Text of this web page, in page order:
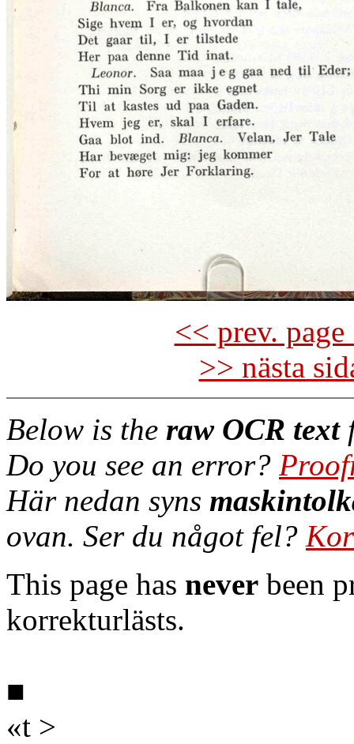
<< prev.
>> nästa
Below is the raw OCR text
Do you see an error?
Här nedan syns
ovan. Ser du något fel?
This page has never been
korrekturlästs.
■
«t >